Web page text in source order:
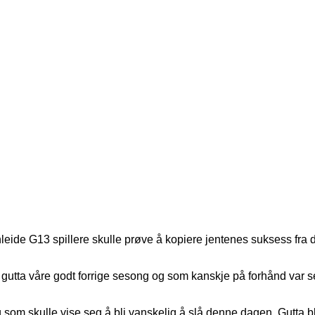
G13 spillere skulle prøve å kopiere jentenes suksess
våre godt forrige sesong og som kanskje på forhånd var
skulle vise seg å bli vanskelig å slå denne dagen. Gutta